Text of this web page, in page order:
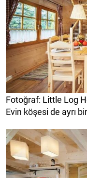
Fotoğraf: Little Log
Evin köşesi de ayrı